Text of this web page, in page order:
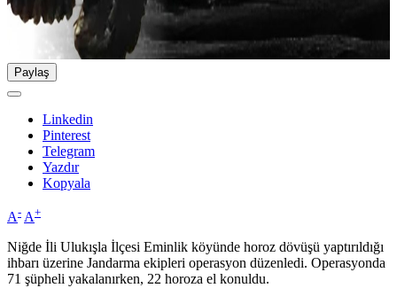
Paylaş
Linkedin
Pinterest
Telegram
Yazdır
Kopyala
A- A+
Niğde İli Ulukışla İlçesi Eminlik köyünde horoz dövüşü yaptırıldığı
ihbarı üzerine Jandarma ekipleri operasyon düzenledi. Operasyonda
71 şüpheli yakalanırken, 22 horoza el konuldu.